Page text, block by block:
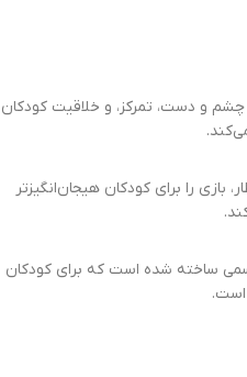
و دست، تمرکز، و خلاقیت کودکان
بازی را برای کودکان هیجان‌انگیزتر
ساخته شده است که برای کودکان
است.